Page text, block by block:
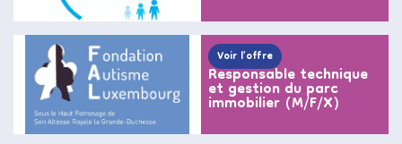
Voir l’offre
Responsable technique
et gestion du parc
immobilier (M/F/X)